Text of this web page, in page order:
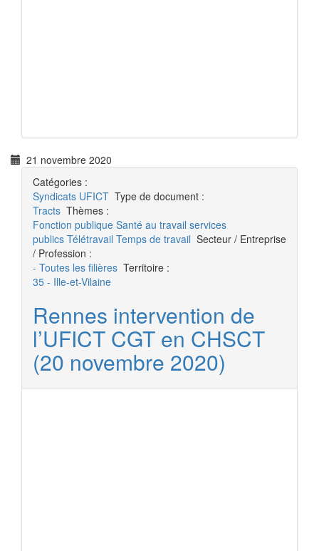
21 novembre 2020
Catégories :
Syndicats UFICT Type de document :
Tracts Thèmes :
Fonction publique Santé au travail services
publics Télétravail Temps de travail Secteur / Entreprise
/ Profession :
- Toutes les filières Territoire :
35 - Ille-et-Vilaine
Rennes intervention de
l’UFICT CGT en CHSCT
(20 novembre 2020)